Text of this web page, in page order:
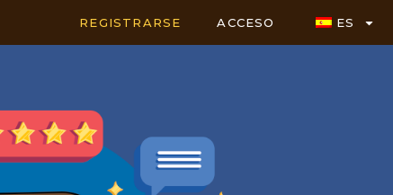
REGISTRARSE ACCESO ES